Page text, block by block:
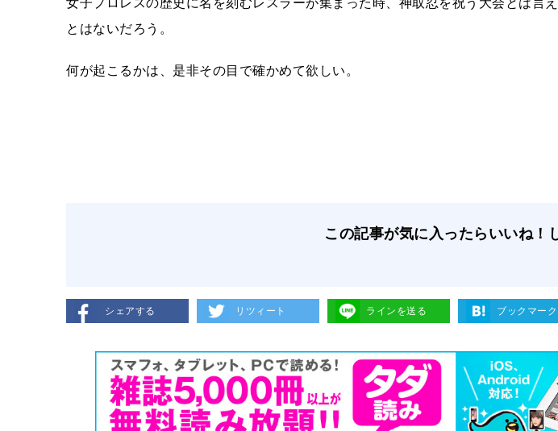
女子プロレスの歴史に名を刻むレスラーが集まった時、神取忍を祝う大会とは言
とはないだろう。
何が起こるかは、是非その目で確かめて欲しい。
この記事が気に入ったらいいね！
シェアする リツィート ラインを送る ブックマーク